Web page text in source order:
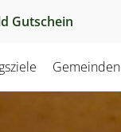
Gutschein
Gemeinden